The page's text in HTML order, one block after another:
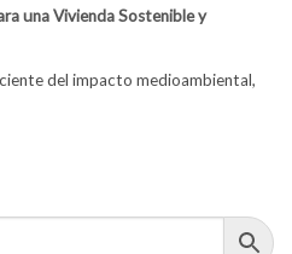
una Vivienda Sostenible y
del impacto medioambiental,